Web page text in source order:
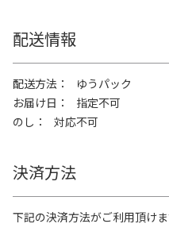
配送情報
配送方法
ゆうパック
お届け日
指定不可
のし
対応不可
決済方法
下記の決済方法がご利用頂けま